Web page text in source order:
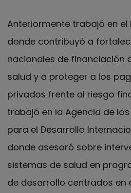
Anteriormente trabajó en el
donde contribuyó a
nacionales de financiación
salud y a proteger a los
privados frente al riesgo
trabajó en la Agencia de
para el Desarrollo
donde asesoró sobre
sistemas de salud en
de desarrollo centrados en